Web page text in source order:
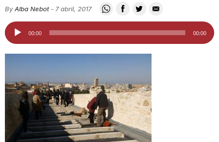
t
By Alba Nebot- 7 abril, 2017
Reproductor
d'àudio
00:00 00:00